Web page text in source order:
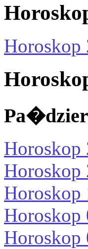
Horoskop
Horoskop
Horoskop
Horoskop
Horoskop
Horoskop